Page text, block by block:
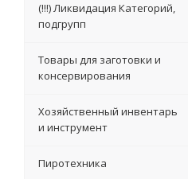
(!!!) Ликвидация Категорий,
подгрупп
Товары для заготовки и
консервирования
Хозяйственный инвентарь
и инструмент
Пиротехника